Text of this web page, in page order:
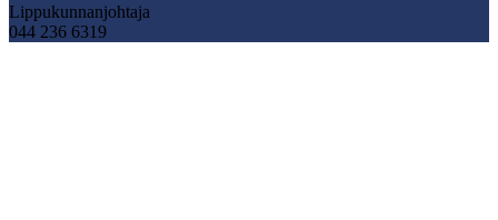
Lippukunnanjohtaja
044 236 6319